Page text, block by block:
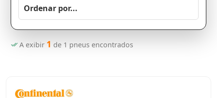
A exibir 1 de 1 pneus encontrados